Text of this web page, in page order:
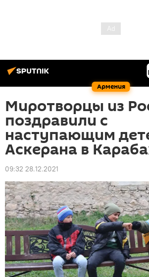
Армения
Миротворцы из
поздравили с
наступающим
Аскерана в
09:32 28.12.2021